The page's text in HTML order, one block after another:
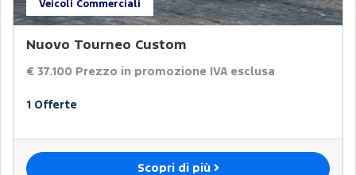
Veicoli Commerciali
Nuovo Tourneo Custom
€ 37.100 Prezzo in promozione IVA esclusa
1 Offerte
Scopri di più